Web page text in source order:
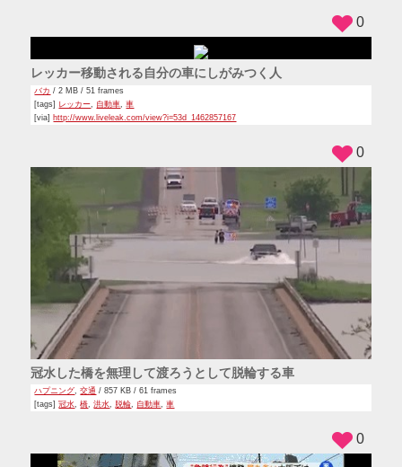
レッカー移動される自分の車にしがみつく人
バカ / 2 MB / 51 frames
[tags] レッカー, 自動車,車
[via] http://www.liveleak.com/view?i=53d_1462857167
0
冠水した橋を無理して渡ろうとして脱輪する車
ハプニング,交通 / 857 KB / 61 frames
[tags]冠水,橋,洪水,脱輪, 自動車,車
0
0